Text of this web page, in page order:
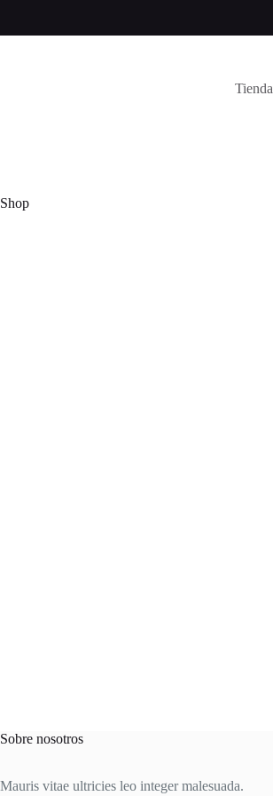
contenido
Tienda
Shop
Sobre nosotros
Mauris vitae ultricies leo integer malesuada.